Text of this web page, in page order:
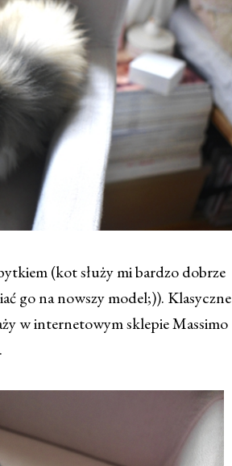
(kot służy mi bardzo dobrze
go na nowszy model;)). Klasyczne
w internetowym sklepie Massimo